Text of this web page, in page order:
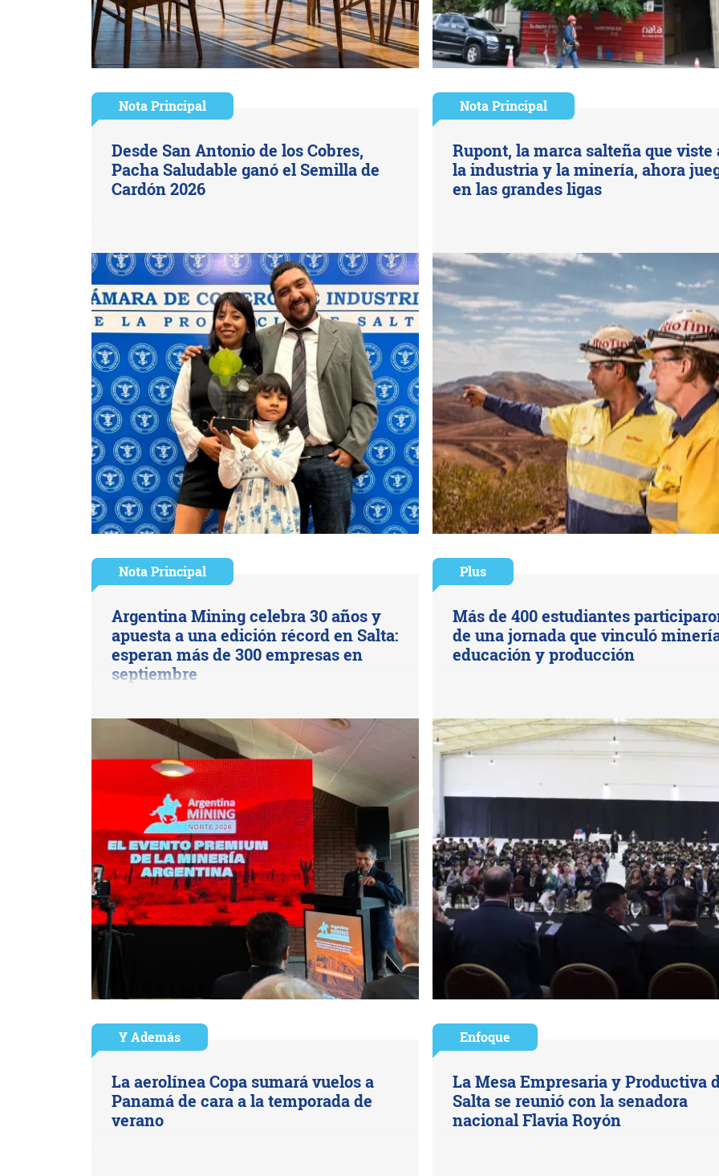
Nota Principal
Desde San Antonio de los Cobres,
Pacha Saludable ganó el Semilla de
Cardón 2026
Nota Principal
Rupont, la marca salteña que viste
la industria y la minería, ahora
en las grandes ligas
Nota Principal
Argentina Mining celebra 30 años y
apuesta a una edición récord en Salta:
esperan más de 300 empresas en
septiembre
Plus
Más de 400 estudiantes
de una jornada que vinculó
educación y producción
Y Además
La aerolínea Copa sumará vuelos a
Panamá de cara a la temporada de
verano
Enfoque
La Mesa Empresaria y Productiva
Salta se reunió con la senadora
nacional Flavia Royón